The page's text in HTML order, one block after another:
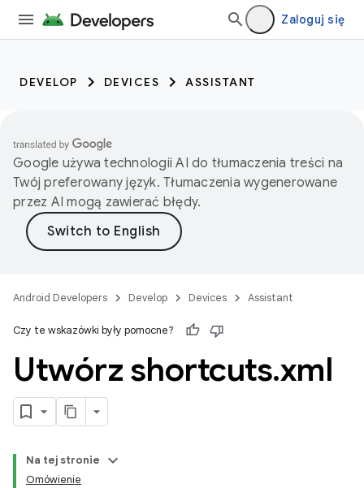
Zaloguj się
DEVELOP DEVICES ASSISTANT
Google używa technologii AI do tłumaczenia treści na
Twój preferowany język. Tłumaczenia wygenerowane
przez AI mogą zawierać błędy.
Android Developers Develop Devices Assistant
Czy te wskazówki były pomocne?
Utwórz shortcuts.xml
Na tej stronie
Omówienie